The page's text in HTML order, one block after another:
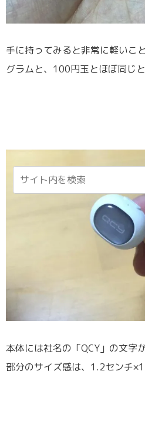
手に持ってみると非常に軽いこ
グラムと、100円玉とほぼ同じ
本体には社名の「QCY」の文字
部分のサイズ感は、1.2センチ